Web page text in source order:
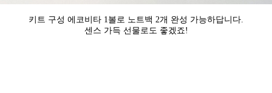
키트 구성 에코비타 1볼로 노트백 2개 완성 가능하답니다.
센스 가득 선물로도 좋겠죠!